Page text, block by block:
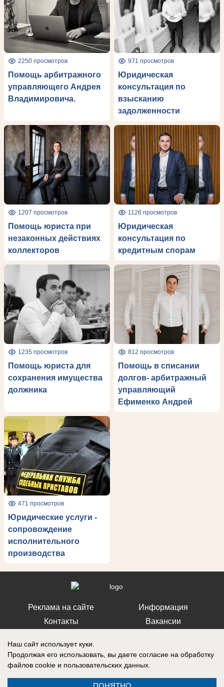
2250 просмотров
Помощь арбитражного
управляющего Андрея
Владимировича.
971 просмотров
Юридическая
консультация по
взысканию
задолженности
1207 просмотров
Помощь юриста при
незаконных действиях
коллекторов
1126 просмотров
Юридическая
консультация по
кредитным спорам
1235 просмотров
Помощь юриста для
сохранения имущества
должника
812 просмотров
Помощь в списании
долгов- арбитражный
управляющий
Ефименко Андрей
471 просмотров
Юридические услуги -
сопровождение
исполнительного
производства
Реклама на сайте
Контакты
Информация
Вакансии
службой по надзору в сфере связи, информационных технологий и
Наш сайт использует куки.
Продолжая его использовать, вы даете согласие на обработку
файлов cookie и пользовательских данных.